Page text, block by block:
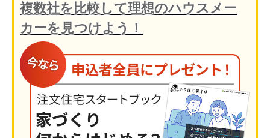
複数社を比較して理想のハウスメー
カーを見つけよう！